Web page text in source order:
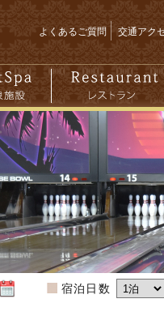
よくあるご質問 交通アク
宿泊日数